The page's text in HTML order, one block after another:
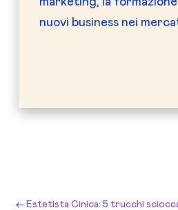
nuovi business nei
← Estetista Cinica: 5 trucchi